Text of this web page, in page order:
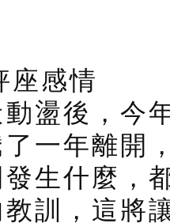
座感情
盪後，今
一年離開
生什麼，
訓，這將